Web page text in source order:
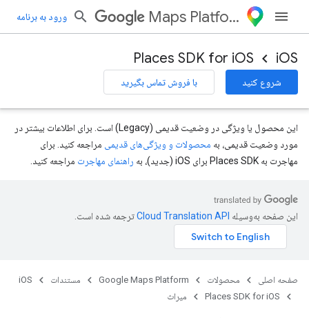
Maps Platform ورود به برنامه
iOS
Places SDK for iOS
شروع کنید با فروش تماس بگیرید
این محصول یا ویژگی در وضعیت قدیمی (Legacy) است. برای اطلاعات بیشتر در
مورد وضعیت قدیمی، به محصولات و ویژگی‌های قدیمی
مراجعه کنید. برای
مهاجرت به Places SDK برای iOS (جدید)، به
راهنمای مهاجرت مراجعه کنید.
این صفحه به‌وسیله ترجمه شده است.
صفحه اصلی محصولات Google Maps Platform مستندات
iOS
Places SDK for iOS
میراث